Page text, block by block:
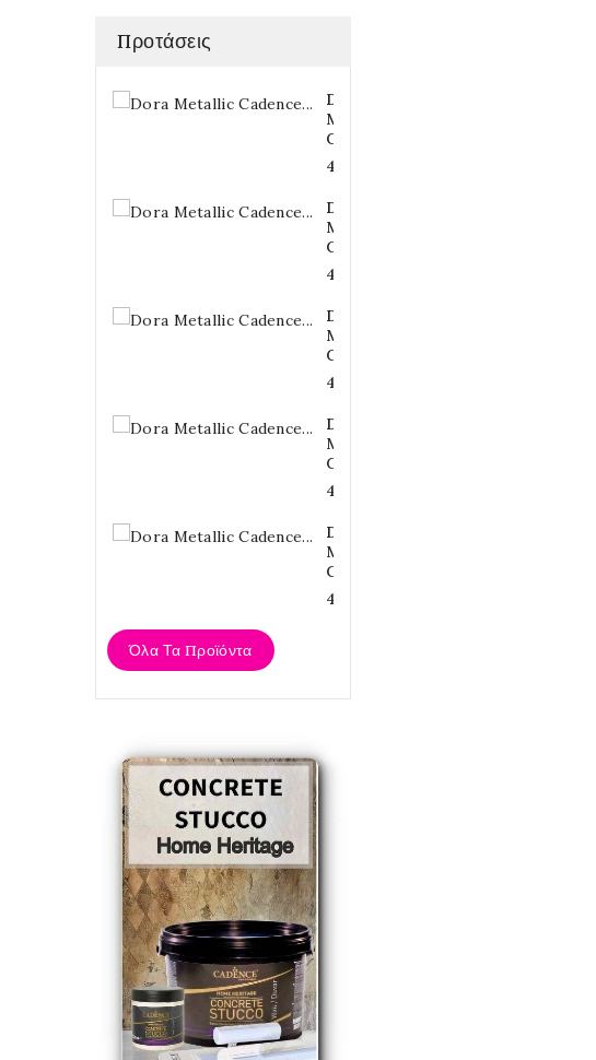
Προτάσεις
Dora
Metallic
Cadence...
4,20 €
Dora
Metallic
Cadence...
4,20 €
Dora
Metallic
Cadence...
4,20 €
Dora
Metallic
Cadence...
4,20 €
Dora
Metallic
Cadence...
4,20 €
Όλα Τα Προϊόντα